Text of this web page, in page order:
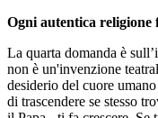
Ogni autentica religione
La quarta domanda è
non è un'invenzione
desiderio del cuore
di trascendere se stesso